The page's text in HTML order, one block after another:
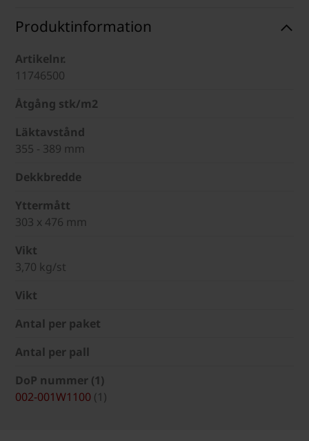
Produktinformation
Artikelnr.
11746500
Åtgång stk/m2
Läktavstånd
355 - 389 mm
Dekkbredde
Yttermått
303 x 476 mm
Vikt
3,70 kg/st
Vikt
Antal per paket
Antal per pall
DoP nummer (1)
002-001W1100 (1)